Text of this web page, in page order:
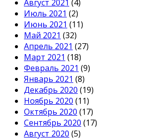
Август 2021 (4)
Июль 2021 (2)
Июнь 2021 (11)
Май 2021 (32)
Апрель 2021 (27)
Март 2021 (18)
Февраль 2021 (9)
Январь 2021 (8)
Декабрь 2020 (19)
Ноябрь 2020 (11)
Октябрь 2020 (17)
Сентябрь 2020 (17)
Август 2020 (5)